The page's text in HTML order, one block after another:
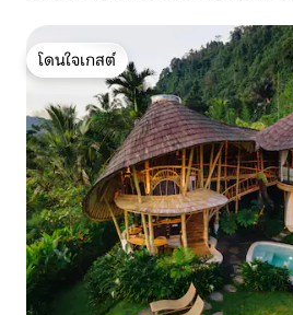
โดนใจเกสต์
โดนใจเกสต์